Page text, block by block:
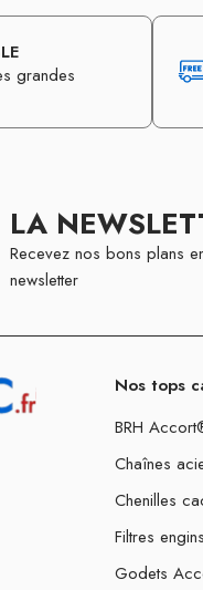
grandes
LA
Recevez nos bons plans
newsletter
Nos tops
BRH
Chaînes
Chenilles
Filtres
Godets